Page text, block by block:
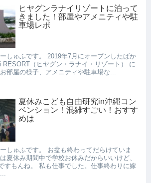
ヒヤグンラナイリゾートに泊って
きました！部屋やアメニティや駐
車場レポ
しゅふです。 2019年7月にオープンしたばか
RESORT（ヒヤグン・ラナイ・リゾート） に
部屋の様子、アメニティや駐車場な...
夏休みこども自由研究in沖縄コン
ベンション！混雑すごい！おすす
めは
しゅふです。 お盆も終わってだらけていま
夏休み期間中で学校お休みだからいいけど、
すもんね。 私も仕事でした。仕事終わりに嫁